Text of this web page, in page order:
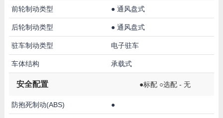
前轮制动类型 ● 通风盘式
后轮制动类型 ● 通风盘式
驻车制动类型 电子驻车
车体结构 承载式
安全配置 ●标配 ○选配 - 无
防抱死制动(ABS) ●